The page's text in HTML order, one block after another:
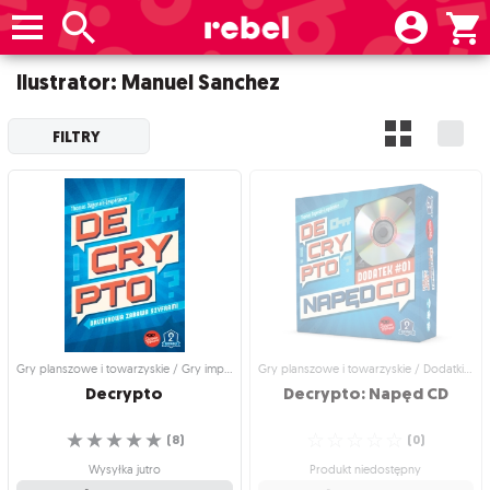
Ilustrator: Manuel Sanchez
FILTRY
Gry planszowe i towarzyskie / Gry imprezowe i towarzyskie
Decrypto
☆
☆
☆
☆
☆ (8)
Wysyłka jutro
Gry planszowe i towarzyskie / Dodatki do gier
Decrypto: Napęd CD
(0)
Produkt niedostępny